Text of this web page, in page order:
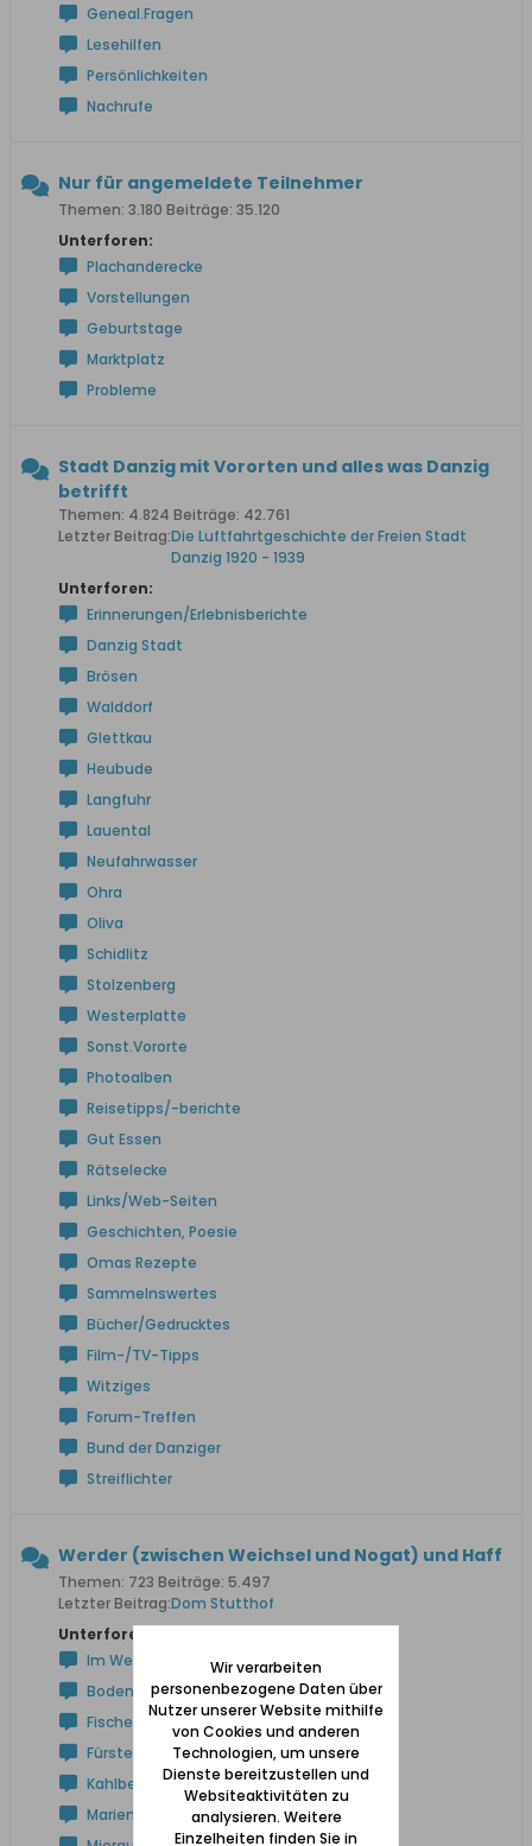
Geneal.Fragen
Lesehilfen
Persönlichkeiten
Nachrufe
Nur für angemeldete Teilnehmer
Themen: 3.180 Beiträge: 35.120
Unterforen:
Plachanderecke
Vorstellungen
Geburtstage
Marktplatz
Probleme
Stadt Danzig mit Vororten und alles was Danzig
betrifft
Themen: 4.824 Beiträge: 42.761
Letzter Beitrag:Die Luftfahrtgeschichte der Freien Stadt
Danzig 1920 - 1939
Unterforen:
Erinnerungen/Erlebnisberichte
Danzig Stadt
Brösen
Walddorf
Glettkau
Heubude
Langfuhr
Lauental
Neufahrwasser
Ohra
Oliva
Schidlitz
Stolzenberg
Westerplatte
Sonst.Vororte
Photoalben
Reisetipps/-berichte
Gut Essen
Rätselecke
Links/Web-Seiten
Geschichten, Poesie
Omas Rezepte
Sammelnswertes
Bücher/Gedrucktes
Film-/TV-Tipps
Witziges
Forum-Treffen
Bund der Danziger
Streiflichter
Werder (zwischen Weichsel und Nogat) und Haff
Themen: 723 Beiträge: 5.497
Letzter Beitrag:Dom Stutthof
Unterforen:
Im Werder / Am Frischen Haff
Bodenwinkel
Fischerbabke
Fürstenwerder
Kahlberg
Marienau
Wir verarbeiten
personenbezogene Daten über
Nutzer unserer Website mithilfe
von Cookies und anderen
Technologien, um unsere
Dienste bereitzustellen und
Websiteaktivitäten zu
analysieren. Weitere
Einzelheiten finden Sie in